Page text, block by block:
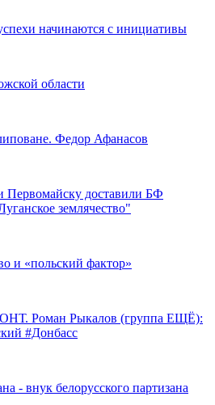
начинаются с инициативы
области
Федор Афанасов
Первомайску доставили БФ
землячество"
и «польский фактор»
Роман Рыкалов (группа ЕЩЁ):
#Донбасс
- внук белорусского партизана